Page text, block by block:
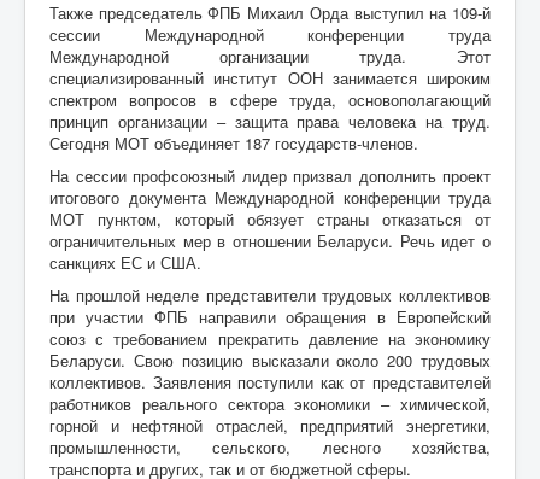
Также председатель ФПБ Михаил Орда выступил на 109-й
сессии Международной конференции труда
Международной организации труда. Этот
специализированный институт ООН занимается широким
спектром вопросов в сфере труда, основополагающий
принцип организации – защита права человека на труд.
Сегодня МОТ объединяет 187 государств-членов.
На сессии профсоюзный лидер призвал дополнить проект
итогового документа Международной конференции труда
МОТ пунктом, который обязует страны отказаться от
ограничительных мер в отношении Беларуси. Речь идет о
санкциях ЕС и США.
На прошлой неделе представители трудовых коллективов
при участии ФПБ направили обращения в Европейский
союз с требованием прекратить давление на экономику
Беларуси. Свою позицию высказали около 200 трудовых
коллективов. Заявления поступили как от представителей
работников реального сектора экономики – химической,
горной и нефтяной отраслей, предприятий энергетики,
промышленности, сельского, лесного хозяйства,
транспорта и других, так и от бюджетной сферы.